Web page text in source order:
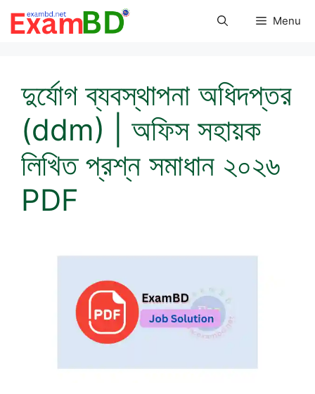
Menu
দুর্যোগ ব্যবস্থাপনা অধিদপ্তর
(ddm) | অফিস সহায়ক
লিখিত প্রশ্ন সমাধান ২০২৬
PDF